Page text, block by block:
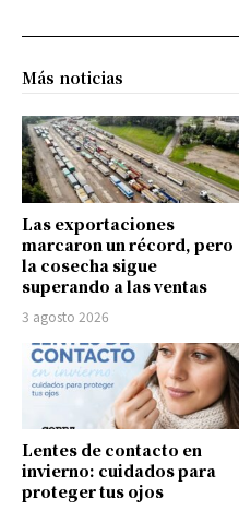
Más noticias
Las exportaciones
marcaron un récord, pero
la cosecha sigue
superando a las ventas
3 agosto 2026
Lentes de contacto en
invierno: cuidados para
proteger tus ojos